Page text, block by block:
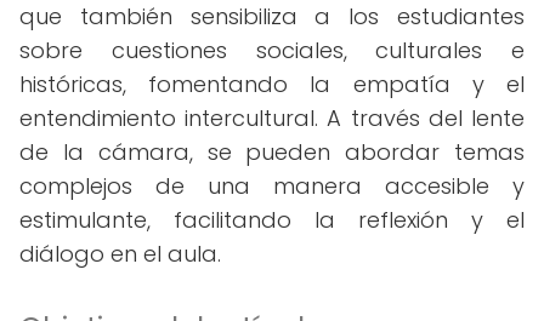
que también sensibiliza a los estudiantes
sobre cuestiones sociales, culturales e
históricas, fomentando la empatía y el
entendimiento intercultural. A través del lente
de la cámara, se pueden abordar temas
complejos de una manera accesible y
estimulante, facilitando la reflexión y el
diálogo en el aula.